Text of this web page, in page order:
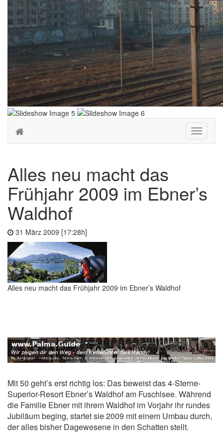
Toggle
Alles neu macht das
Frühjahr 2009 im Ebner’s
Waldhof
31 März 2009 [17:28h]
Alles neu macht das Frühjahr 2009 im Ebner’s Waldhof
Mit 50 geht’s erst richtig los: Das beweist das 4-Sterne-
Superior-Resort Ebner’s Waldhof am Fuschlsee. Während
die Familie Ebner mit ihrem Waldhof im Vorjahr ihr rundes
Jubiläum beging, startet sie 2009 mit einem Umbau durch,
der alles bisher Dagewesene in den Schatten stellt.